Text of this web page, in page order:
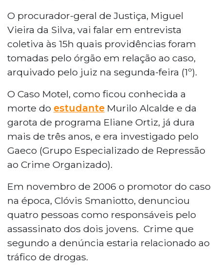
O procurador-geral de Justiça, Miguel
Vieira da Silva, vai falar em entrevista
coletiva às 15h quais providências foram
tomadas pelo órgão em relação ao caso,
arquivado pelo juiz na segunda-feira (1º).
O Caso Motel, como ficou conhecida a
morte do estudante Murilo Alcalde e da
garota de programa Eliane Ortiz, já dura
mais de três anos, e era investigado pelo
Gaeco (Grupo Especializado de Repressão
ao Crime Organizado).
Em novembro de 2006 o promotor do caso
na época, Clóvis Smaniotto, denunciou
quatro pessoas como responsáveis pelo
assassinato dos dois jovens. Crime que
segundo a denúncia estaria relacionado ao
tráfico de drogas.